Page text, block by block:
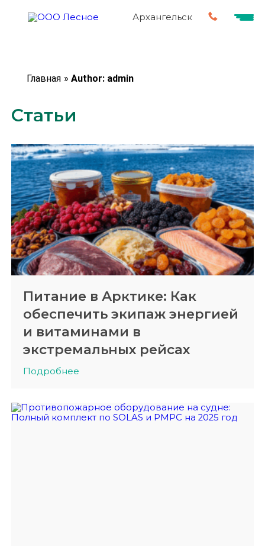
Архангельск
Главная » Author: admin
Статьи
Питание в Арктике: Как
обеспечить экипаж энергией
и витаминами в
экстремальных рейсах
Подробнее